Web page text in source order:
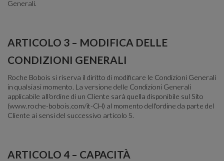
Generali.
ARTICOLO 3 – MODIFICA DELLE
CONDIZIONI GENERALI
Roche Bobois si riserva il diritto di modificare le Condizioni Generali
in qualsiasi momento. La versione delle Condizioni Generali
applicabile all'ordine di un Cliente sarà quella disponibile sul Sito
(www.roche-bobois.com/it-CH) al momento dell'ordine da parte del
Cliente ai sensi del successivo articolo 5.
ARTICOLO 4 – CAPACITÀ